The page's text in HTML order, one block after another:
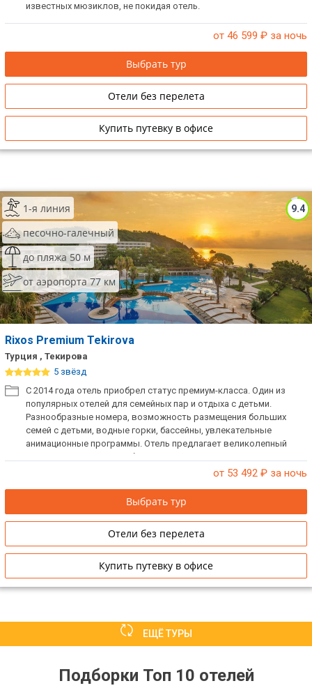
известных мюзиклов, не покидая отель.
от 46 599 ₽ за ночь
Выбрать тур
Отели без перелета
Купить путевку в офисе
9.4
1-я линия
песочно-галечный
до пляжа 50 м
от аэропорта 77 км
Rixos Premium Tekirova
Турция , Текирова
5 звёзд
С 2014 года отель приобрел статус премиум-класса. Один из
популярных отелей для семейных пар и отдыха с детьми.
Разнообразные номера, возможность размещения больших
семей с детьми, водные горки, бассейны, увлекательные
анимационные программы. Отель предлагает великолепный
отдых, сочетающий в себе историю, культуру, качество и
от 53 492 ₽ за ночь
Выбрать тур
Отели без перелета
Купить путевку в офисе
ЕЩЁ ТУРЫ
Подборки Топ 10 отелей